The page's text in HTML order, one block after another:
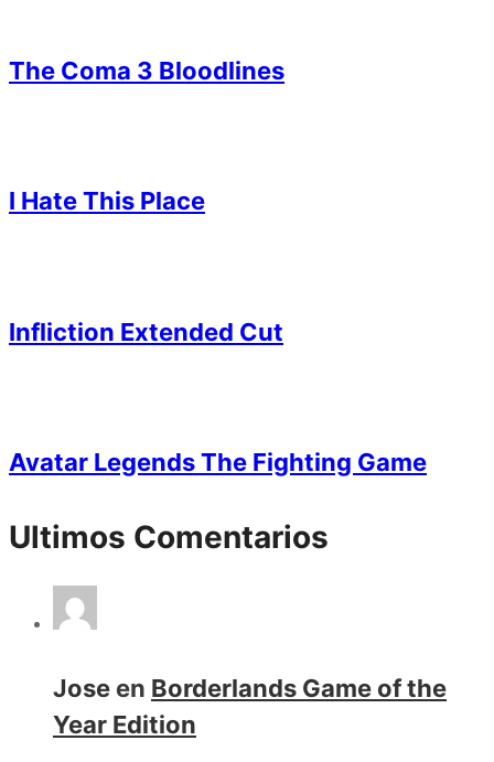
The Coma 3 Bloodlines
I Hate This Place
Infliction Extended Cut
Avatar Legends The Fighting Game
Ultimos Comentarios
Jose en Borderlands Game of the
Year Edition